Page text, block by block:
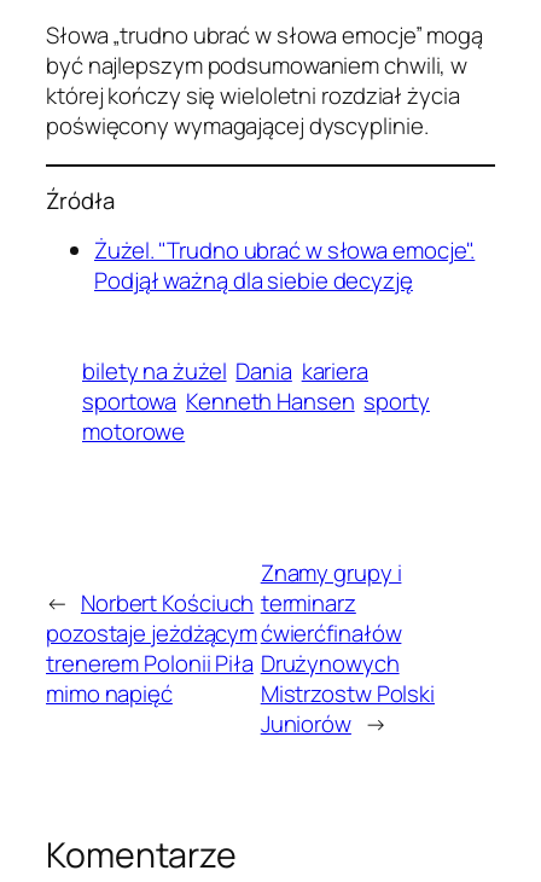
Słowa „trudno ubrać w słowa emocje” mogą
być najlepszym podsumowaniem chwili, w
której kończy się wieloletni rozdział życia
poświęcony wymagającej dyscyplinie.
Źródła
Żużel. "Trudno ubrać w słowa emocje".
Podjął ważną dla siebie decyzję
bilety na żużel Dania kariera
sportowa Kenneth Hansen sporty
motorowe
← Norbert Kościuch
pozostaje jeżdżącym
trenerem Polonii Piła
mimo napięć
Znamy grupy i
terminarz
ćwierćfinałów
Drużynowych
Mistrzostw Polski
Juniorów →
Komentarze